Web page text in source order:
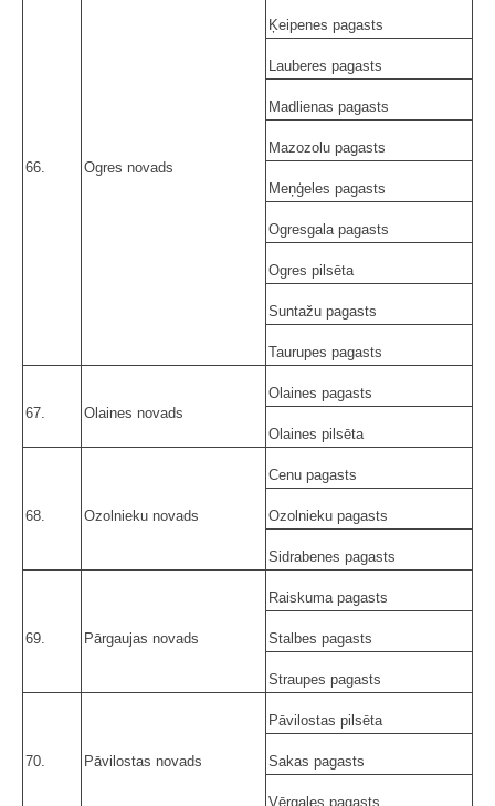
66. Ogres novads
Ķeipenes pagasts
Lauberes pagasts
Madlienas pagasts
Mazozolu pagasts
Meņģeles pagasts
Ogresgala pagasts
Ogres pilsēta
Suntažu pagasts
Taurupes pagasts
67. Olaines novads
Olaines pagasts
Olaines pilsēta
68. Ozolnieku novads
Cenu pagasts
Ozolnieku pagasts
Sidrabenes pagasts
69. Pārgaujas novads
Raiskuma pagasts
Stalbes pagasts
Straupes pagasts
70. Pāvilostas novads
Pāvilostas pilsēta
Sakas pagasts
Vērgales pagasts